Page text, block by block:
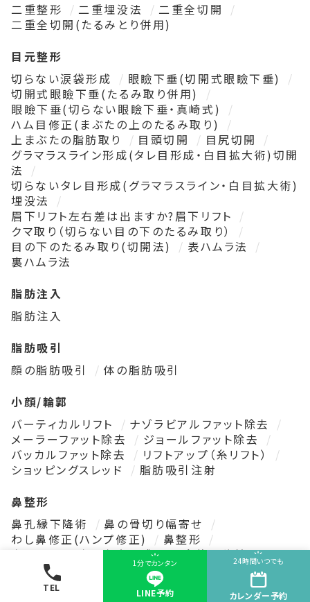
TEL
1分でカンタン
LINE予約
24時間いつでも
カレンダー予約
二重整形
二重埋没法
二重全切開
二重全切開(たるみとり併用)
目元整形
切らない涙袋形成
眼瞼下垂(切開式眼瞼下垂)
切開式眼瞼下垂(たるみ取り併用)
眼瞼下垂(切らない眼瞼下垂・真崎式)
ハム目修正(まぶたの上のたるみ取り)
上まぶたの脂肪取り
目頭切開
目尻切開
グラマラスライン形成(タレ目形成・白目拡大術)切開
法
切らないタレ目形成(グラマラスライン・白目拡大術)
埋没法
眉下リフト左右差は出ますか?眉下リフト
クマ取り（切らない目の下のたるみ取り）
目の下のたるみ取り(切開法)
表ハムラ法
裏ハムラ法
脂肪注入
脂肪注入
脂肪吸引
顔の脂肪吸引
体の脂肪吸引
小顔/輪郭
バーティカルリフト
ナゾラビアルファット除去
メーラーファット除去
ジョールファット除去
バッカルファット除去
リフトアップ（糸リフト）
ショッピングスレッド
脂肪吸引注射
鼻整形
鼻孔縁下降術
鼻の骨切り幅寄せ
わし鼻修正(ハンプ修正)
鼻整形
鼻プロテーゼ
鼻尖形成
耳介軟骨移植
鼻中隔延長
小鼻縮小
鼻孔縁挙上
鼻翼基部プロテーゼ(貴族手術)